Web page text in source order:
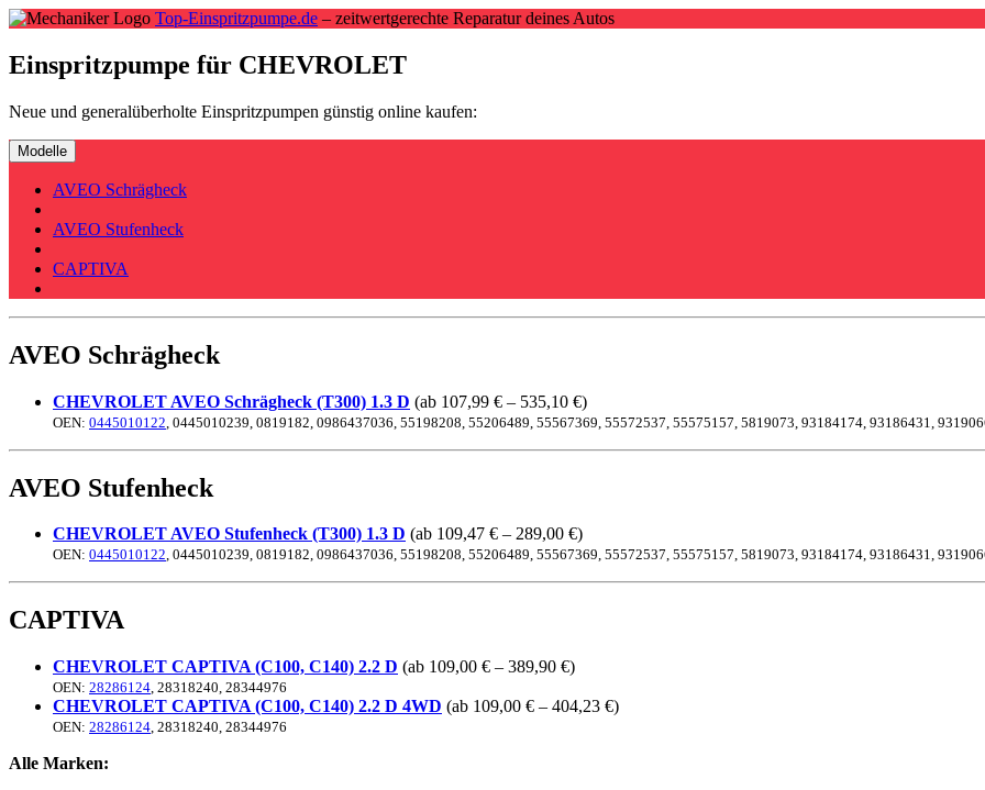
Top-Einspritzpumpe.de – zeitwertgerechte Reparatur deines Autos
Einspritzpumpe für CHEVROLET
Neue und generalüberholte Einspritzpumpen günstig online kaufen:
Modelle
AVEO Schrägheck
AVEO Stufenheck
CAPTIVA
AVEO Schrägheck
CHEVROLET AVEO Schrägheck (T300) 1.3 D (ab 107,99 € – 535,10 €)
OEN: 0445010122 , 0445010239, 0819182, 0986437036, 55198208, 55206489, 55567369, 55572537, 55575157, 5819073, 93184174, 93186431,
AVEO Stufenheck
CHEVROLET AVEO Stufenheck (T300) 1.3 D (ab 109,47 € – 289,00 €)
OEN: 0445010122, 0445010239, 0819182, 0986437036, 55198208, 55206489, 55567369, 55572537, 55575157, 5819073, 93184174, 93186431,
CAPTIVA
CHEVROLET CAPTIVA (C100, C140) 2.2 D (ab 109,00 € – 389,90 €)
OEN: 28286124, 28318240, 28344976
CHEVROLET CAPTIVA (C100, C140) 2.2 D 4WD (ab 109,00 € – 404,23 €)
OEN: 28286124, 28318240, 28344976
Alle Marken: